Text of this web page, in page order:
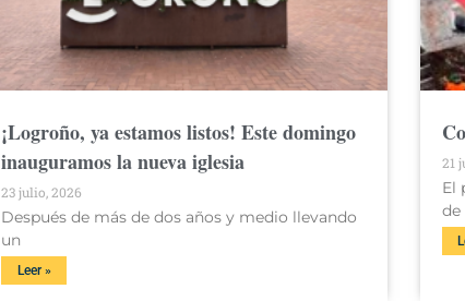
¡Logroño, ya estamos listos! Este domingo
inauguramos la nueva iglesia
23 julio, 2026
Después de más de dos años y medio llevando
un
Leer »
21
El
de